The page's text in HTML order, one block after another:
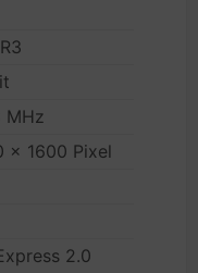
MHz
x 1600 Pixel
2.0